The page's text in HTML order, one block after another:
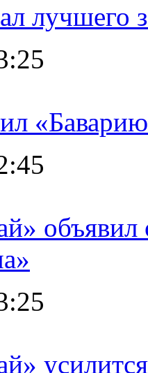
лучшего